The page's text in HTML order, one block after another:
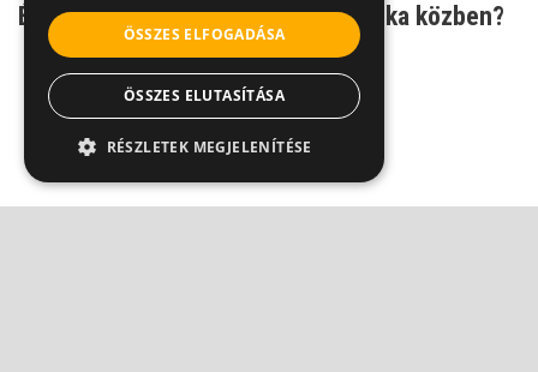
Érdemes-e fitness-labdán ülni munka közben?
ÖSSZES ELFOGADÁSA
ÖSSZES ELUTASÍTÁSA
RÉSZLETEK MEGJELENÍTÉSE